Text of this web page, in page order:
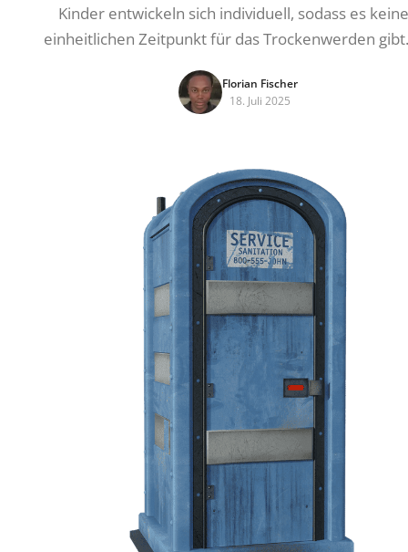
Kinder entwickeln sich individuell, sodass es
einheitlichen Zeitpunkt für das Trockenwerden
Florian Fischer
18. Juli 2025